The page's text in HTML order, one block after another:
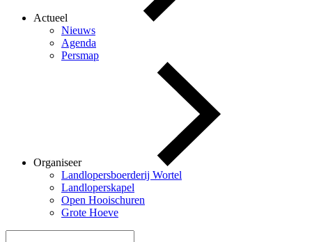
Actueel
Nieuws
Agenda
Persmap
Organiseer
Landlopersboerderij Wortel
Landloperskapel
Open Hooischuren
Grote Hoeve